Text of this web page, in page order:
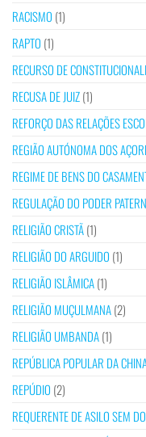
RACISMO (1)
RAPTO (1)
RECURSO DE
RECUSA DE JUIZ(1)
REFORÇO DAS RELAÇÕES
REGIÃO AUTÓNOMA DOS
REGIME DE BENS DO
REGULAÇÃO DO PODER
RELIGIÃO CRISTÃ(1)
RELIGIÃO DO ARGUIDO (1)
RELIGIÃO ISLÂMICA(1)
RELIGIÃO MUÇULMANA(2)
RELIGIÃO UMBANDA(1)
REPÚBLICA POPULAR DA
REPÚDIO (2)
REQUERENTE DE ASILO SEM